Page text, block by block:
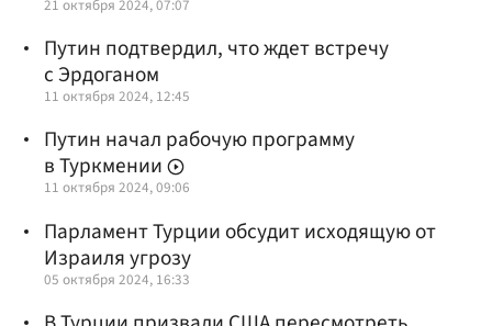
21 октября 2024, 07:07
Путин подтвердил, что ждет встречу
с Эрдоганом
11 октября 2024, 12:45
Путин начал рабочую программу
в Туркмении
11 октября 2024, 09:06
Парламент Турции обсудит исходящую от
Израиля угрозу
05 октября 2024, 16:33